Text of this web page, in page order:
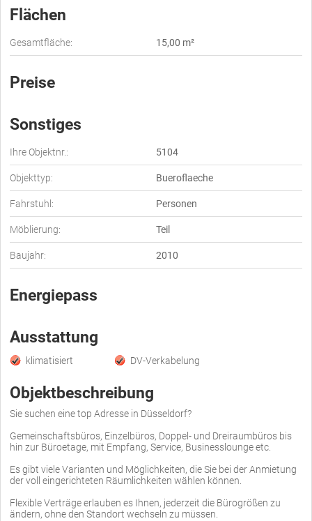
Flächen
Gesamtfläche: 15,00 m²
Preise
Sonstiges
Ihre Objektnr.: 5104
Objekttyp: Bueroflaeche
Fahrstuhl: Personen
Möblierung: Teil
Baujahr: 2010
Energiepass
Ausstattung
klimatisiert DV-Verkabelung
Objektbeschreibung
Sie suchen eine top Adresse in Düsseldorf?
Gemeinschaftsbüros, Einzelbüros, Doppel- und Dreiraumbüros bis
hin zur Büroetage, mit Empfang, Service, Businesslounge etc.
Es gibt viele Varianten und Möglichkeiten, die Sie bei der Anmietung
der voll eingerichteten Räumlichkeiten wählen können.
Flexible Verträge erlauben es Ihnen, jederzeit die Bürogrößen zu
ändern, ohne den Standort wechseln zu müssen.